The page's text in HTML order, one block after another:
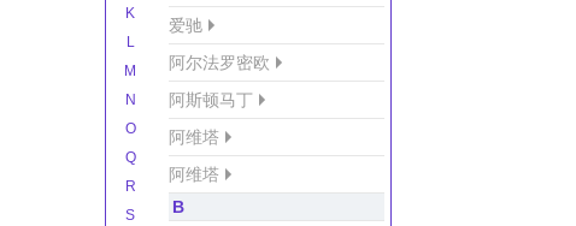
K
L
M
N
O
Q
R
S
爱驰
阿尔法罗密欧
阿斯顿马丁
阿维塔
阿维塔
B